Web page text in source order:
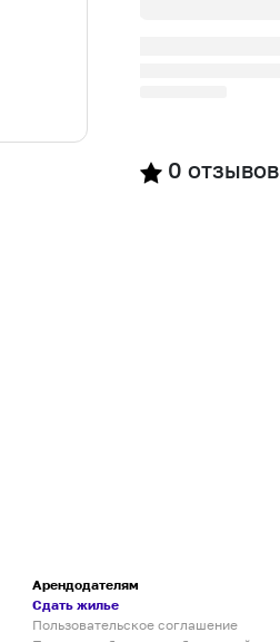
0 отзывов
Арендодателям
Сдать жилье
Пользовательское соглашение